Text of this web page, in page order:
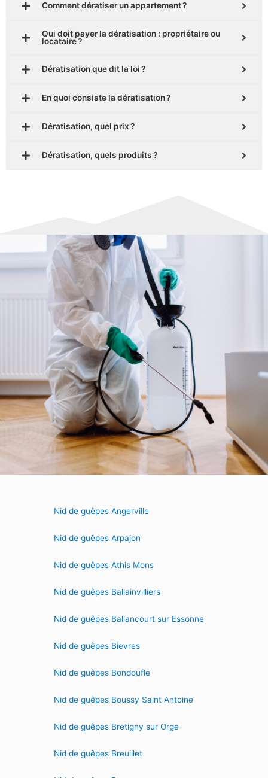
Comment dératiser un appartement ?
Qui doit payer la dératisation : propriétaire ou
locataire ?
Dératisation que dit la loi ?
En quoi consiste la dératisation ?
Dératisation, quel prix ?
Dératisation, quels produits ?
Nid de guêpes Angerville
Nid de guêpes Arpajon
Nid de guêpes Athis Mons
Nid de guêpes Ballainvilliers
Nid de guêpes Ballancourt sur Essonne
Nid de guêpes Bievres
Nid de guêpes Bondoufle
Nid de guêpes Boussy Saint Antoine
Nid de guêpes Bretigny sur Orge
Nid de guêpes Breuillet